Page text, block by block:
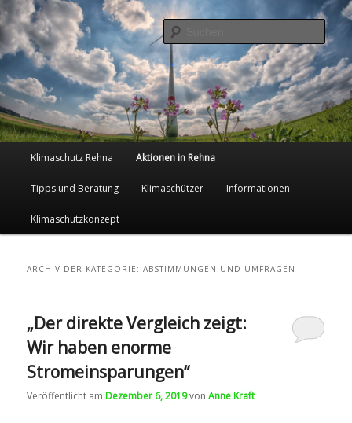
Klimaschutz in der Zukunftsstadt
Rehna
Hauptmenü
Zum
wechseln
Zum
Inhalt
wechseln
Klimaschutz Rehna Aktionen in Rehna
Tipps und Beratung Klimaschützer Informationen
Klimaschutzkonzept
ARCHIV DER KATEGORIE:ABSTIMMUNGEN UND UMFRAGEN
„Der direkte Vergleich zeigt:
Wir haben enorme
Stromeinsparungen“
Veröffentlicht am Dezember 6, 2019vonAnne Kraft